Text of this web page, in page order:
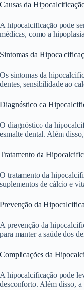
Causas da
A hipocalcificação pode
médicas, como a
Sintomas da
Os sintomas da
dentes, sensibilidade ao
Diagnóstico da
O diagnóstico da
esmalte dental. Além
Tratamento da
O tratamento da
suplementos de cálcio e
Prevenção da
A prevenção da
para manter a saúde dos
Complicações da
A hipocalcificação pode
desconforto. Além disso, a